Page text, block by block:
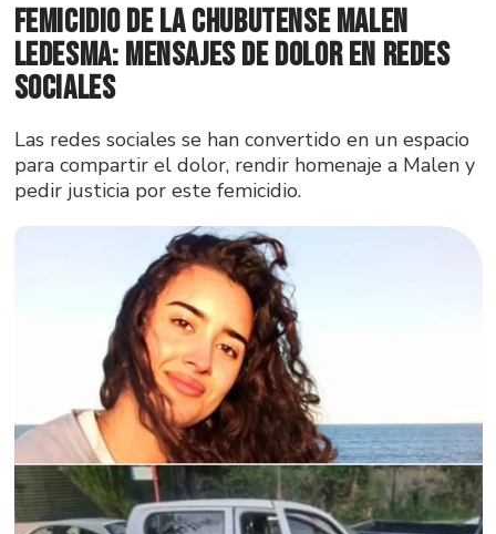
Femicidio de la chubutense Malen
Ledesma: mensajes de dolor en redes
sociales
Las redes sociales se han convertido en un espacio
para compartir el dolor, rendir homenaje a Malen y
pedir justicia por este femicidio.